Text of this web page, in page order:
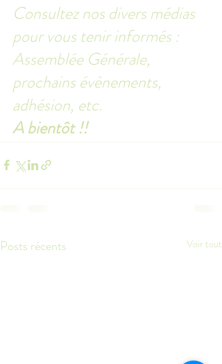
Consultez nos divers médias
pour vous tenir informés :
Assemblée Générale,
prochains évènements,
adhésion, etc.
A bientôt !!
Posts récents Voir tout